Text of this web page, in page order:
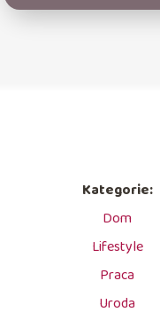
Kategorie:
Dom
Lifestyle
Praca
Uroda